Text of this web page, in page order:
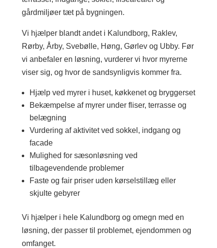
gårdmiljøer tæt på bygningen.
Vi hjælper blandt andet i Kalundborg, Raklev,
Rørby, Årby, Svebølle, Høng, Gørlev og Ubby. Før
vi anbefaler en løsning, vurderer vi hvor myrerne
viser sig, og hvor de sandsynligvis kommer fra.
Hjælp ved myrer i huset, køkkenet og bryggerset
Bekæmpelse af myrer under fliser, terrasse og
belægning
Vurdering af aktivitet ved sokkel, indgang og
facade
Mulighed for sæsonløsning ved
tilbagevendende problemer
Faste og fair priser uden kørselstillæg eller
skjulte gebyrer
Vi hjælper i hele Kalundborg og omegn med en
løsning, der passer til problemet, ejendommen og
omfanget.